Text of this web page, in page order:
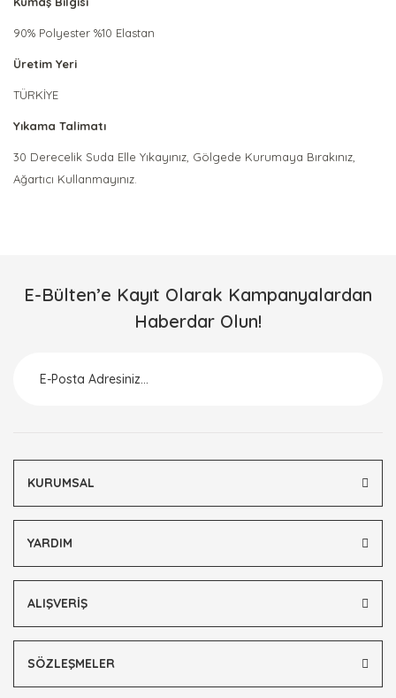
90% Polyester %10 Elastan
Üretim Yeri
TÜRKİYE
Yıkama Talimatı
30 Derecelik Suda Elle Yıkayınız, Gölgede Kurumaya Bırakınız,
Ağartıcı Kullanmayınız.
Yorum Yaz
Ürün resmi kalitesiz, bozuk veya görüntülenemiyor.
E-Bülten’e Kayıt Olarak Kampanyalardan
Haberdar Olun!
KURUMSAL
YARDIM
ALIŞVERİŞ
SÖZLEŞMELER